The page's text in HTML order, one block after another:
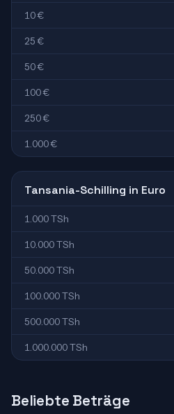
10 €
25 €
50 €
100 €
250 €
1.000 €
Tansania-Schilling in Euro
1.000 TSh
10.000 TSh
50.000 TSh
100.000 TSh
500.000 TSh
1.000.000 TSh
Beliebte Beträge